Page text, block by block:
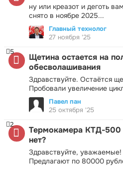
ну или креазот и деготь
снято в ноябре 2025...
Главный технолог
27 ноября '25
Щетина остается на
обесволашивания
Здравствуйте. Остаётся
Пробовали увеличение
5
Павел пан
25 октября '25
Термокамера КТД-500
нет?
Здравствуйте,
Предлагают по 80000
2